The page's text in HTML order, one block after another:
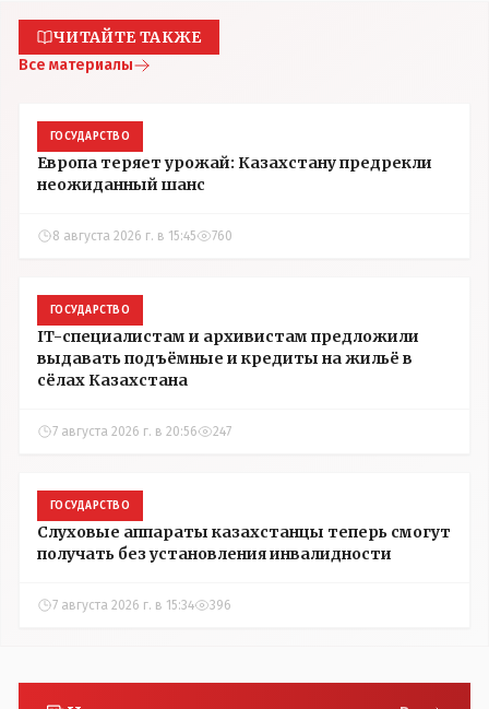
ЧИТАЙТЕ ТАКЖЕ
Все материалы
ГОСУДАРСТВО
Европа теряет урожай: Казахстану предрекли
неожиданный шанс
8 августа 2026 г. в 15:45 760
ГОСУДАРСТВО
IT-специалистам и архивистам предложили
выдавать подъёмные и кредиты на жильё в
сёлах Казахстана
7 августа 2026 г. в 20:56 247
ГОСУДАРСТВО
Слуховые аппараты казахстанцы теперь смогут
получать без установления инвалидности
7 августа 2026 г. в 15:34 396